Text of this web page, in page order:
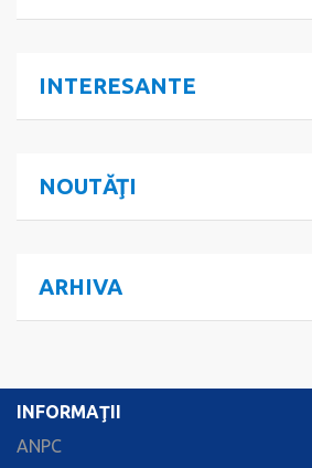
INTERESANTE
NOUTĂŢI
ARHIVA
INFORMAŢII
ANPC